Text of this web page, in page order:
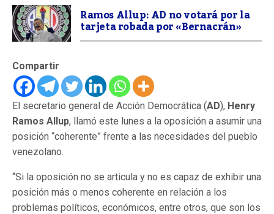
Ramos Allup: AD no votará por la
tarjeta robada por «Bernacrán»
Compartir
El secretario general de Acción Democrática (AD), Henry
Ramos Allup, llamó este lunes a la oposición a asumir una
posición “coherente” frente a las necesidades del pueblo
venezolano.
“Si la oposición no se articula y no es capaz de exhibir una
posición más o menos coherente en relación a los
problemas políticos, económicos, entre otros, que son los